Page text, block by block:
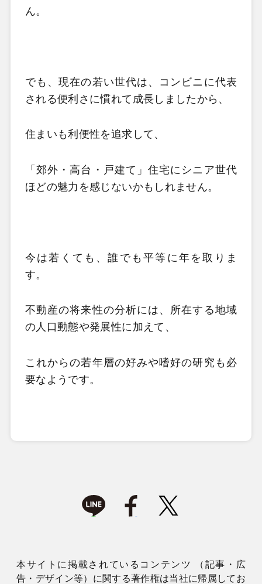
ん。
でも、現在の若い世代は、コンビニに代表
される便利さに慣れて成長しましたから、
住まいも利便性を追求して、
「郊外・高台・戸建て」住宅にシニア世代
ほどの魅力を感じないかもしれません。
今は若くても、誰でも平等に年を取りま
す。
不動産の将来性の分析には、所在する地域
の人口動態や発展性に加えて、
これからの若年層の好みや嗜好の研究も必
要なようです。
本サイトに掲載されているコンテンツ （記事・広
告・デザイン等）に関する著作権は当社に帰属してお